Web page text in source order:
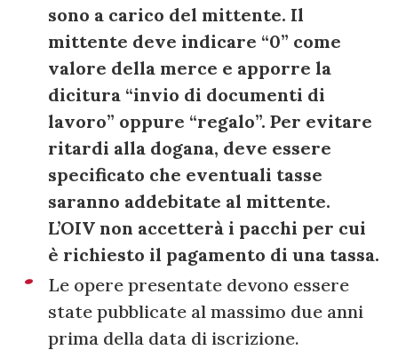
sono a carico del mittente. Il
mittente deve indicare “0” come
valore della merce e apporre la
dicitura “invio di documenti di
lavoro” oppure “regalo”. Per evitare
ritardi alla dogana, deve essere
specificato che eventuali tasse
saranno addebitate al mittente.
L’OIV non accetterà i pacchi per cui
è richiesto il pagamento di una tassa.
Le opere presentate devono essere
state pubblicate al massimo due anni
prima della data di iscrizione.